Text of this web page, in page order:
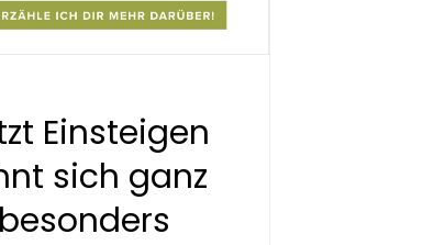
Einsteigen
sich ganz
besonders